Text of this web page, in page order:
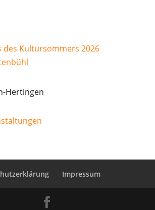
des Kultursommers 2026
Hertingen
Impressum